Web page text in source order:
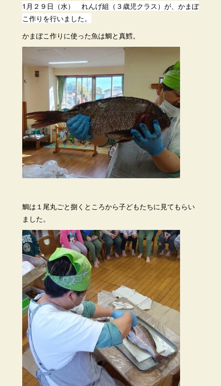
1月２９日（水） れんげ組（３歳児クラス）が、かまぼ
こ作りを行いました。
かまぼこ作りに使った魚は鯛と真鱈。
鯛は１尾丸ごと捌くところから子どもたちに見てもらい
ました。